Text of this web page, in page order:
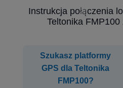
Instrukcja połączenia
Teltonika FMP100
Szukasz platformy
GPS dla Teltonika
FMP100?